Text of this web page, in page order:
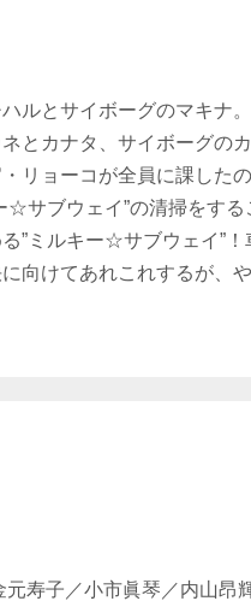
ルとサイボーグのマキナ
とカナタ、サイボーグの
リョーコが全員に課したの
☆サブウェイ”の清掃をする
”ミルキー☆サブウェイ”！
向けてあれこれするが、
寿子／小市眞琴／内山昂